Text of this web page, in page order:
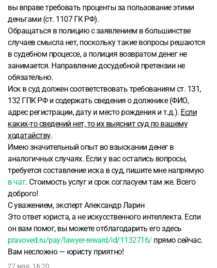
вы вправе требовать проценты за пользование этими
деньгами (ст. 1107 ГК РФ).
Обращаться в полицию с заявлением в большинстве
случаев смысла нет, поскольку такие вопросы решаются
в судебном процессе, а полиция возвратом денег не
занимается. Направление досудебной претензии не
обязательно.
Иск в суд должен соответствовать требованиям ст. 131,
132 ГПК РФ и содержать сведения о должнике (ФИО,
адрес регистрации, дату и место рождения и т.д.). Если
каких-то сведений нет, то их выяснит суд по вашему
ходатайству.
Имею значительный опыт во взыскании денег в
аналогичных случаях. Если у вас остались вопросы,
требуется составление иска в суд, пишите мне напрямую
в чат. Стоимость услуг и срок согласуем там же. Всего
доброго!
С уважением, эксперт Александр Ларин
Это ответ юриста, а не искусственного интеллекта. Если
он вам помог, вы можете отблагодарить его здесь
pravoved.ru/pay/lawyer-reward/id/1132716/ прямо сейчас.
Вам несложно — юристу приятно!
27 мая, 16:20